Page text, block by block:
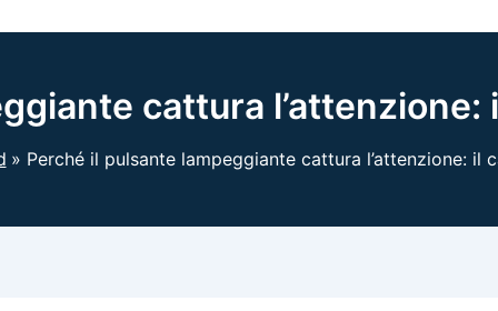
cattura l’attenzione:
Perché il pulsante lampeggiante cattura l’attenzione: il